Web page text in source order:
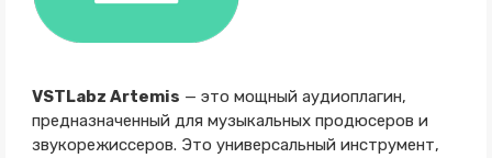
VSTLabz Artemis — это мощный аудиоплагин,
предназначенный для музыкальных продюсеров и
звукорежиссеров. Это универсальный инструмент,